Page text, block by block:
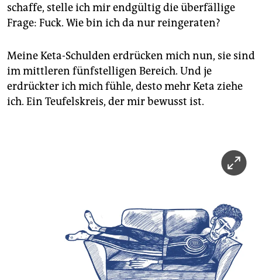
schaffe, stelle ich mir endgültig die überfällige
Frage: Fuck. Wie bin ich da nur reingeraten?
Meine Keta-Schulden erdrücken mich nun, sie sind
im mittleren fünfstelligen Bereich. Und je
erdrückter ich mich fühle, desto mehr Keta ziehe
ich. Ein Teufelskreis, der mir bewusst ist.